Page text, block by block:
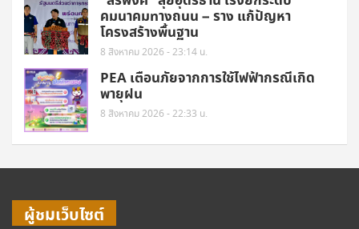
คมนาคมทางถนน – ราง แก้ปัญหา
โครงสร้างพื้นฐาน
8 สิงหาคม 2026 - 23:14 น.
PEA เตือนภัยจากการใช้ไฟฟ้ากรณีเกิด
พายุฝน
8 สิงหาคม 2026 - 22:33 น.
ผู้ชมเว็บไซต์